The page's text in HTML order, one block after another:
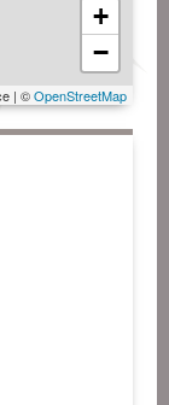
+
−
| ©OpenStreetMap